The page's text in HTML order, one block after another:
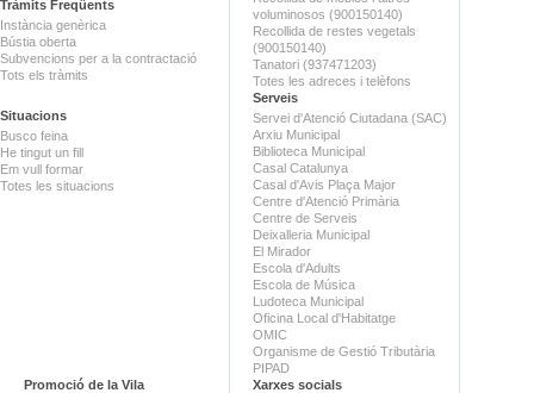
Tràmits Freqüents
Instància genèrica
Bústia oberta
Subvencions per a la contractació
Tots els tràmits
Situacions
Busco feina
He tingut un fill
Em vull formar
Totes les situacions
voluminosos (900150140)
Recollida de restes vegetals
(900150140)
Tanatori (937471203)
Totes les adreces i telèfons
Serveis
Servei d'Atenció Ciutadana (SAC)
Arxiu Municipal
Biblioteca Municipal
Casal Catalunya
Casal d'Avis Plaça Major
Centre d'Atenció Primària
Centre de Serveis
Deixalleria Municipal
El Mirador
Escola d'Adults
Escola de Música
Ludoteca Municipal
Oficina Local d'Habitatge
OMIC
Organisme de Gestió Tributària
PIPAD
Promoció de la Vila
Xarxes socials